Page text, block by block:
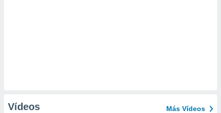
Vídeos Más Vídeos